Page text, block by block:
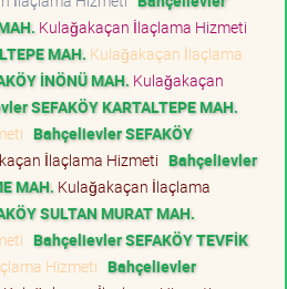
Kulağakaçan İlaçlama Hizmeti
MAH. Kulağakaçan İlaçlama
İNÖNÜ MAH. Kulağakaçan
SEFAKÖY KARTALTEPE MAH.
Bahçelievler SEFAKÖY
İlaçlama Hizmeti Bahçelievler
MAH. Kulağakaçan İlaçlama
SULTAN MURAT MAH.
Bahçelievler SEFAKÖY TEVFİK
Hizmeti Bahçelievler